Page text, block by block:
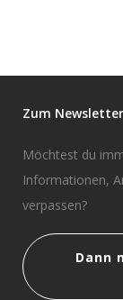
Zum
Möchtest du
Informationen,
verpassen?
Dann